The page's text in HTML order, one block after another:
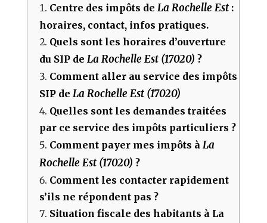
Centre des impôts de La Rochelle Est :
horaires, contact, infos pratiques.
Quels sont les horaires d’ouverture
du SIP de La Rochelle Est (17020) ?
Comment aller au service des impôts
SIP de La Rochelle Est (17020)
Quelles sont les demandes traitées
par ce service des impôts particuliers ?
Comment payer mes impôts à La
Rochelle Est (17020) ?
Comment les contacter rapidement
s’ils ne répondent pas ?
Situation fiscale des habitants à La